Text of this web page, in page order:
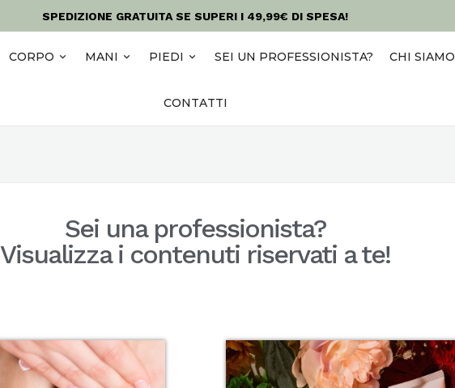
SPEDIZIONE GRATUITA SE SUPERI I 49,99€ DI SPESA!
CORPO MANI PIEDI SEI UN PROFESSIONISTA? CHI SIAMO
CONTATTI
Sei una professionista?
Visualizza i contenuti riservati a te!